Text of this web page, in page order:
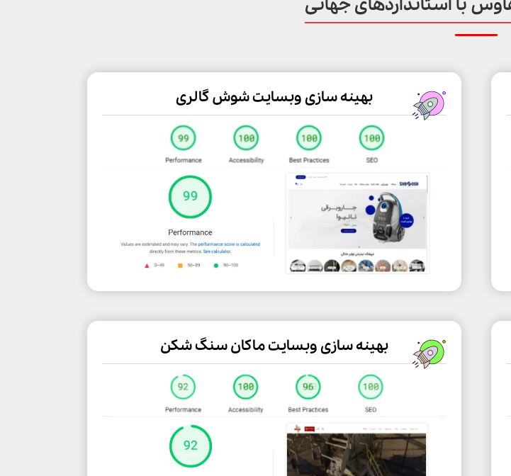
با استانداردهای جهانی
بهینه سازی وبسایت شوش گالری
بهینه سازی وبسایت ماکان سنگ شکن